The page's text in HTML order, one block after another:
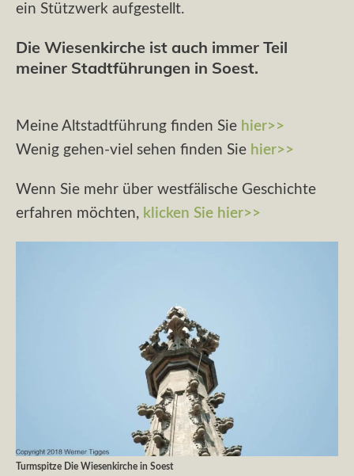
ein Stützwerk aufgestellt.
Die Wiesenkirche ist auch immer Teil
meiner Stadtführungen in Soest.
Meine Altstadtführung finden Sie hier>>
Wenig gehen-viel sehen finden Sie hier>>
Wenn Sie mehr über westfälische Geschichte
erfahren möchten, klicken Sie hier>>
Turmspitze Die Wiesenkirche in Soest